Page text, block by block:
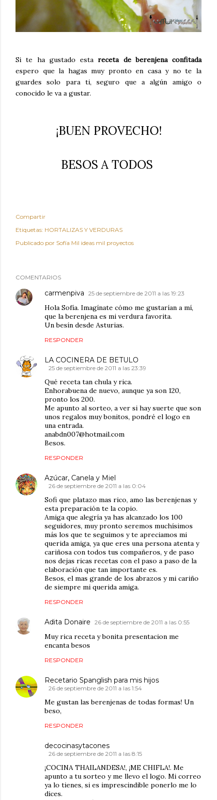
Si te ha gustado estareceta de berenjena confitada
espero que la hagas muy pronto en casa y no te la
guardes solo para ti, seguro que a algún amigo o
conocido le va a gustar.
¡BUEN PROVECHO!
BESOS A TODOS
Compartir
Etiquetas: HORTALIZAS Y VERDURAS
Publicado por Sofía Mil ideas mil proyectos
COMENTARIOS
carmenpiva 25 de septiembre de 2011 a las 19:23
Hola Sofía. Imagínate cómo me gustarían a mí,
que la berenjena es mi verdura favorita.
Un besín desde Asturias.
RESPONDER
LA COCINERA DE BETULO
25 de septiembre de 2011 a las 23:39
Qué receta tan chula y rica.
Enhorabuena de nuevo, aunque ya son 120,
pronto los 200.
Me apunto al sorteo, a ver si hay suerte que son
unos regalos muy bonitos, pondré el logo en
una entrada.
anabdn007@hotmail.com
Besos.
RESPONDER
Azúcar, Canela y Miel
26 de septiembre de 2011 a las 0:04
Sofi que platazo mas rico, amo las berenjenas y
esta preparación te la copio.
Amiga que alegría ya has alcanzado los 100
seguidores, muy pronto seremos muchísimos
más los que te seguimos y te apreciamos mi
querida amiga, ya que eres una persona atenta y
cariñosa con todos tus compañeros, y de paso
nos dejas ricas recetas con el paso a paso de la
elaboración que tan importante es.
Besos, el mas grande de los abrazos y mi cariño
de siempre mi querida amiga.
RESPONDER
Adita Donaire 26 de septiembre de 2011 a las 0:55
Muy rica receta y bonita presentacion me
encanta besos
RESPONDER
Recetario Spanglish para mis hijos
26 de septiembre de 2011 a las 1:54
Me gustan las berenjenas de todas formas! Un
beso,
RESPONDER
decocinasytacones
26 de septiembre de 2011 a las 8:15
¡COCINA THAILANDESA!, ¡ME CHIFLA!. Me
apunto a tu sorteo y me llevo el logo. Mi correo
ya lo tienes, si es imprescindible ponerlo me lo
dices.